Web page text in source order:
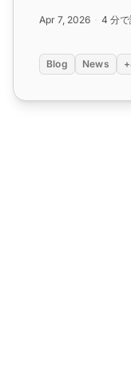
どの機能を備えて
Apr 7, 2026 4 分で
Blog News